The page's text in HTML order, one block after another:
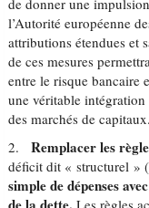
de donner une
l’Autorité européenne
attributions étendues et
de ces mesures
entre le risque bancaire
une véritable intégration
des marchés de capitaux.
2.Remplacer les
déficit dit « structurel »
simple de dépenses
Les règles